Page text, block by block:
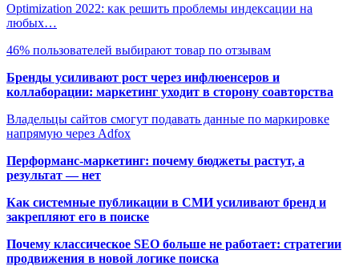
Optimization 2022: как решить проблемы индексации на
любых…
46% пользователей выбирают товар по отзывам
Бренды усиливают рост через инфлюенсеров и
коллаборации: маркетинг уходит в сторону соавторства
Владельцы сайтов смогут подавать данные по маркировке
напрямую через Adfox
Перформанс-маркетинг: почему бюджеты растут, а
результат — нет
Как системные публикации в СМИ усиливают бренд и
закрепляют его в поиске
Почему классическое SEO больше не работает: стратегии
продвижения в новой логике поиска